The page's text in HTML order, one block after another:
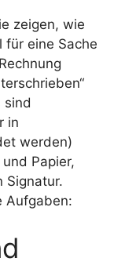
zeigen, wie
für eine Sache
sind
in
werden)
Papier,
Signatur.
Aufgaben: